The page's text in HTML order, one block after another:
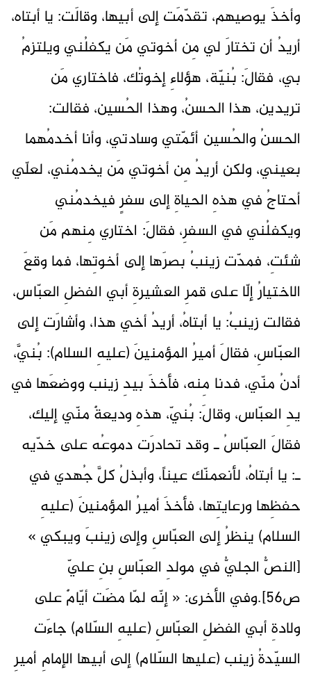
وأخذَ يوصيهم، تقدّمَت إلى أبيها، وقالَت: يا أبتاه،
أريدُ أن تختارَ لي مِن أخوتي مَن يكفلُني ويلتزمُ
بي، فقالَ: بُنيّة، هؤلاءِ إخوتُك، فاختاري مَن
تريدين، هذا الحسنُ، وهذا الحُسين، فقالت:
الحسنُ والحُسين أئمّتي وسادتي، وأنا أخدمُهما
بعيني، ولكن أريدُ مِن أخوتي مَن يخدمُني، لعلّي
أحتاجُ في هذهِ الحياةِ إلى سفرٍ فيخدمُني
ويكفلُني في السفرِ، فقالَ: اختاري مِنهم مَن
شئتِ، فمدّت زينبُ بصرَها إلى أخوتِها، فما وقعَ
الاختيارُ إلّا على قمرِ العشيرةِ أبي الفضلِ العبّاس،
فقالت زينبُ: يا أبتاهُ، أريدُ أخي هذا، وأشارَت إلى
العبّاسِ، فقالَ أميرُ المؤمنينَ (عليهِ السلام): بُنيَّ،
أدنُ منّي، فدنا مِنه، فأخذَ بيدِ زينب ووضعَها في
يدِ العبّاس، وقالَ: بُنيّ، هذهِ وديعةٌ منّي إليك،
فقالَ العبّاسُ ـ وقد تحادرَت دموعُه على خدّيه
ـ: يا أبتاهُ، لأنعمنّك عيناً، وأبذلُ كلَّ جُهدي في
حفظِها ورعايتِها، فأخذَ أميرُ المؤمنينَ (عليهِ
السلام) ينظرُ إلى العبّاسِ وإلى زينبَ ويبكي »
[النصُّ الجليُّ في مولدِ العبّاسِ بنِ عليّ
ص56].وفي الأخرى: « إنّه لمّا مضَت أيّامٌ على
ولادةِ أبي الفضلِ العبّاسِ (عليهِ السّلام) جاءَت
السيّدةُ زينب (عليها السّلام) إلى أبيها الإمامِ أميرِ